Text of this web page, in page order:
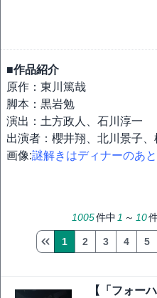
■作品紹介
原作：東川篤哉
脚本：黒岩勉
演出：土方政人、石川淳一
出演者：櫻井翔、北川景子
画像:謎解きはディナーのあ
1005件中 1 ～ 10
1 2 3 4 5
【「フォー